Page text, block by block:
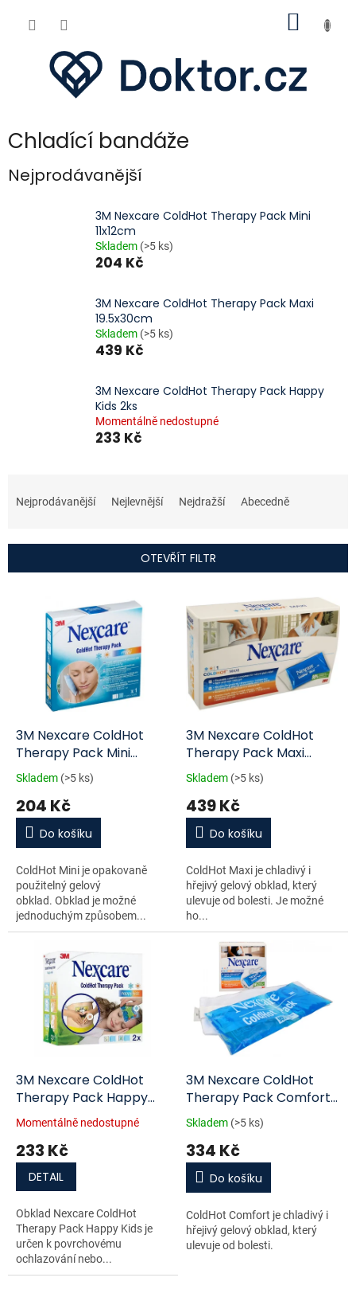
Chladící bandáže
Nejprodávanější
3M Nexcare ColdHot Therapy Pack Mini
11x12cm
Skladem (>5 ks)
204 Kč
3M Nexcare ColdHot Therapy Pack Maxi
19.5x30cm
Skladem (>5 ks)
439 Kč
3M Nexcare ColdHot Therapy Pack Happy
Kids 2ks
Momentálně nedostupné
233 Kč
a
í
Nejprodávanější Nejlevnější Nejdražší Abecedně
OTEVŘÍT FILTR
d3M Nexcare ColdHot
Therapy Pack Mini
11x12cm
Skladem (>5 ks)
204 Kč
Do košíku
ColdHot Mini je opakovaně
použitelný gelový
obklad. Obklad je možné
jednoduchým způsobem...
3M Nexcare ColdHot
Therapy Pack Maxi
19.5x30cm
Skladem (>5 ks)
439 Kč
Do košíku
ColdHot Maxi je chladivý i
hřejivý gelový obklad, který
ulevuje od bolesti. Je možné
ho...
3M Nexcare ColdHot
Therapy Pack Happy
Kids 2ks
Momentálně nedostupné
233 Kč
DETAIL
Obklad Nexcare ColdHot
Therapy Pack Happy Kids je
určen k povrchovému
ochlazování nebo...
3M Nexcare ColdHot
Therapy Pack Comfort
11x26cm
Skladem (>5 ks)
334 Kč
Do košíku
ColdHot Comfort je chladivý i
hřejivý gelový obklad, který
ulevuje od bolesti.